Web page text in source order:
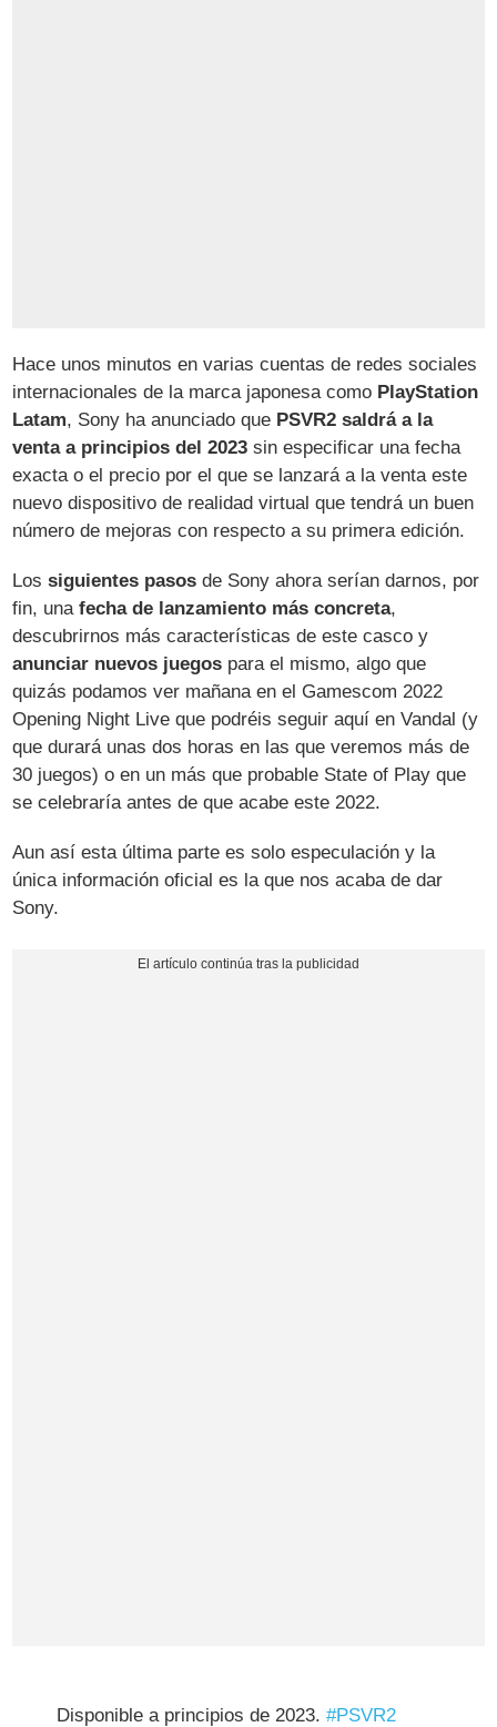
Hace unos minutos en varias cuentas de redes sociales
internacionales de la marca japonesa como PlayStation
Latam, Sony ha anunciado que PSVR2 saldrá a la
venta a principios del 2023 sin especificar una fecha
exacta o el precio por el que se lanzará a la venta este
nuevo dispositivo de realidad virtual que tendrá un buen
número de mejoras con respecto a su primera edición.
Lossiguientes pasos de Sony ahora serían darnos, por
fin, unafecha de lanzamiento más concreta,
descubrirnos más características de este casco y
anunciar nuevos juegos para el mismo, algo que
quizás podamos ver mañana en el Gamescom 2022
Opening Night Live que podréis seguir aquí en Vandal (y
que durará unas dos horas en las que veremos más de
30 juegos) o en un más que probable State of Play que
se celebraría antes de que acabe este 2022.
Aun así esta última parte es solo especulación y la
única información oficial es la que nos acaba de dar
Sony.
Disponible a principios de 2023.#PSVR2